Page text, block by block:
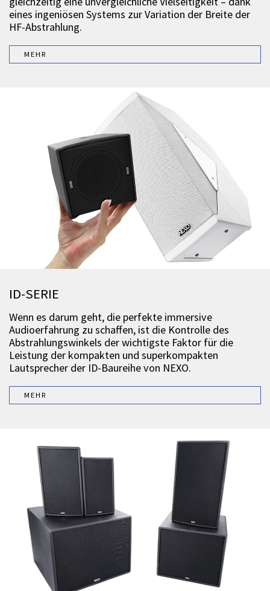
eines ingeniösen Systems zur Variation der Breite der
HF-Abstrahlung.
MEHR
ID-SERIE
Wenn es darum geht, die perfekte immersive
Audioerfahrung zu schaffen, ist die Kontrolle des
Abstrahlungswinkels der wichtigste Faktor für die
Leistung der kompakten und superkompakten
Lautsprecher der ID-Baureihe von NEXO.
MEHR